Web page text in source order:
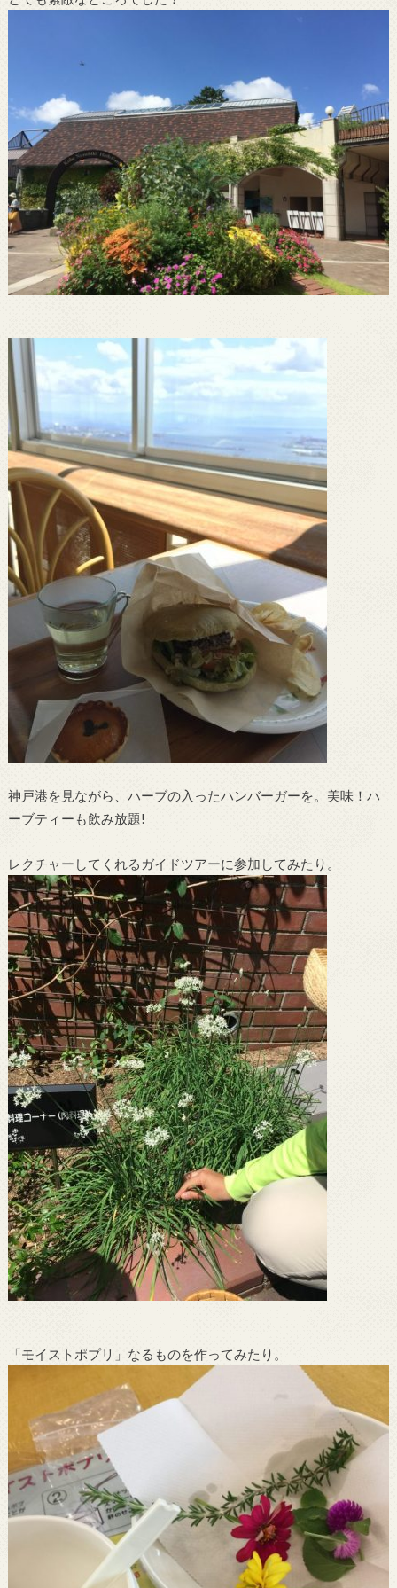
神戸港を見ながら、ハーブの入ったハンバーガーを。美味！ハ
ーブティーも飲み放題!
レクチャーしてくれるガイドツアーに参加してみたり。
「モイストポプリ」なるものを作ってみたり。